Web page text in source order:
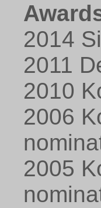
2014
2011
2010
2006
2005